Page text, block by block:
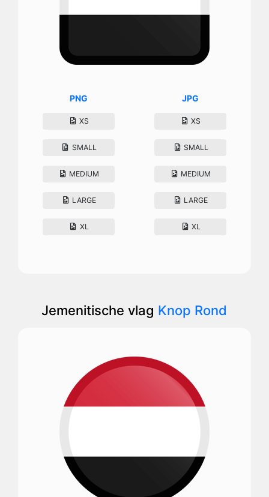
PNG
XS
SMALL
MEDIUM
LARGE
XL
JPG
XS
SMALL
MEDIUM
LARGE
XL
Jemenitische vlag Knop Rond